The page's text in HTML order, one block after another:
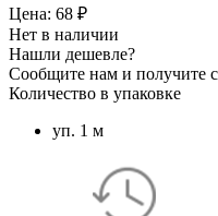
Цена: 68 ₽
Нет в наличии
Нашли дешевле?
Сообщите нам и получите
Количество в упаковке
уп. 1 м